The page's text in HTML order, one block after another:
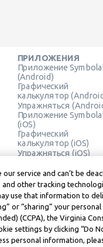
ПРИЛОЖЕНИЯ
Приложение
(Android)
Графический
калькулятор
Упражняться
Приложение
(iOS)
Графический
калькулятор (iOS)
Упражняться (iOS)
Chrome
service and can’t be
other tracking
use that information to
or “sharing” your
(CCPA), the Virginia
settings by clicking “Do
personal information,